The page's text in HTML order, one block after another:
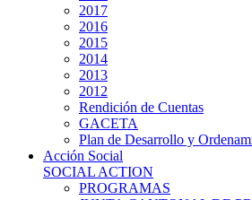
2017
2016
2015
2014
2013
2012
Rendición de Cuentas
GACETA
Plan de Desarrollo y
Acción Social
SOCIAL ACTION
PROGRAMAS